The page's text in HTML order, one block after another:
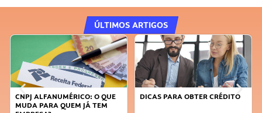
ÚLTIMOS ARTIGOS
DICAS PARA OBTER CRÉDITO
FAÇA A DIFERENÇA: SEJA